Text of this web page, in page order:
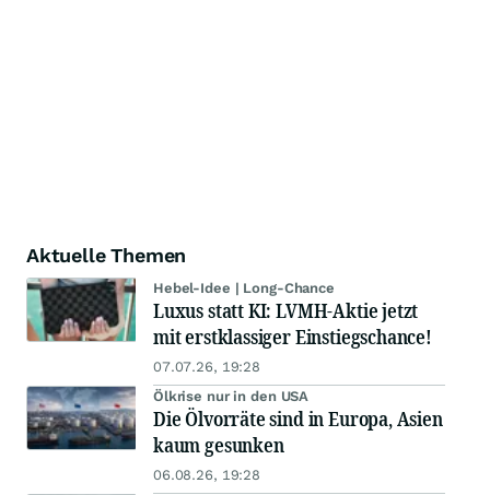
Aktuelle Themen
Hebel-Idee | Long-Chance
Luxus statt KI: LVMH-Aktie jetzt
mit erstklassiger Einstiegschance!
07.07.26, 19:28
Ölkrise nur in den USA
Die Ölvorräte sind in Europa, Asien
kaum gesunken
06.08.26, 19:28